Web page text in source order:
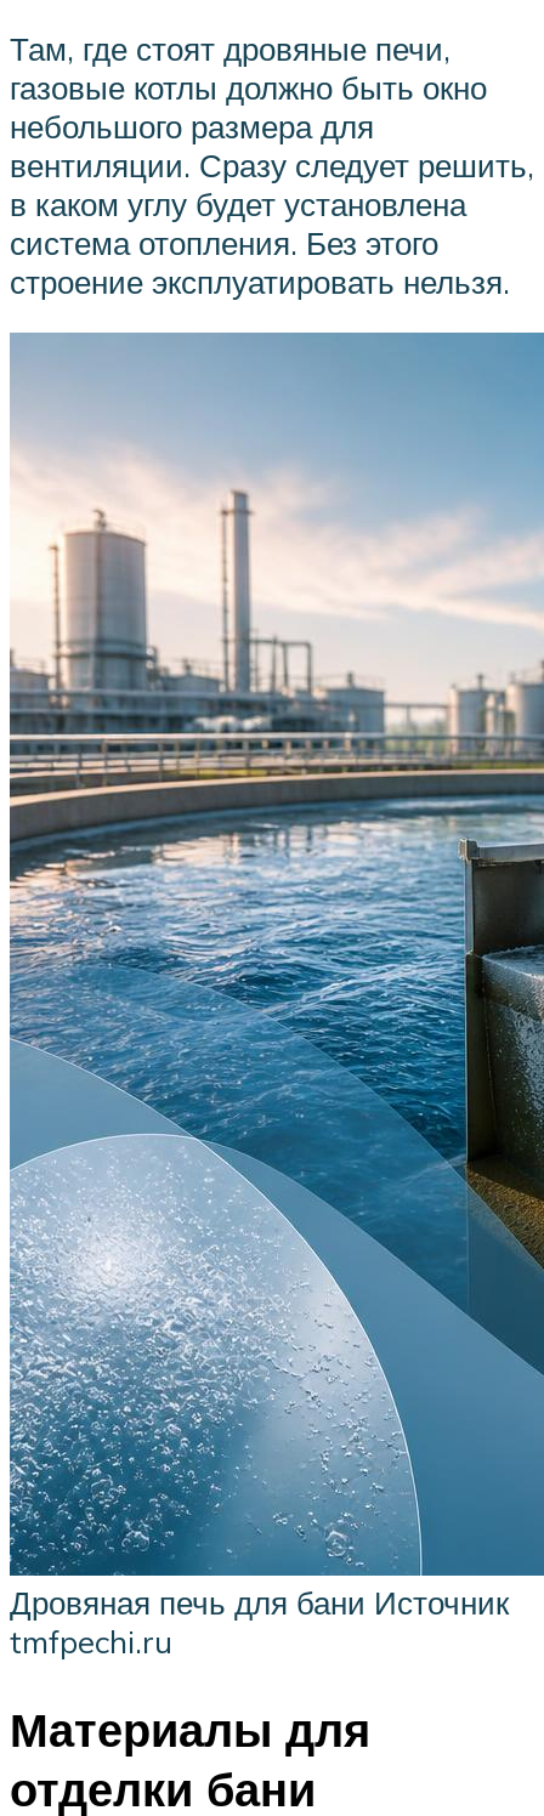
Там, где стоят дровяные печи,
газовые котлы должно быть окно
небольшого размера для
вентиляции. Сразу следует решить,
в каком углу будет установлена
система отопления. Без этого
строение эксплуатировать нельзя.
Дровяная печь для бани Источник
tmfpechi.ru
Материалы для
отделки бани